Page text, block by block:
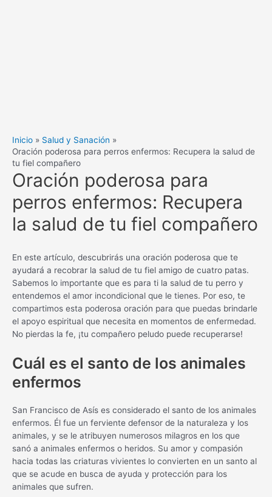
Inicio
Salud y Sanación
Oración poderosa para perros enfermos: Recupera la salud de
tu fiel compañero
Oración poderosa para
perros enfermos: Recupera
la salud de tu fiel compañero
En este artículo, descubrirás una oración poderosa que te
ayudará a recobrar la salud de tu fiel amigo de cuatro patas.
Sabemos lo importante que es para ti la salud de tu perro y
entendemos el amor incondicional que le tienes. Por eso, te
compartimos esta poderosa oración para que puedas brindarle
el apoyo espiritual que necesita en momentos de enfermedad.
No pierdas la fe, ¡tu compañero peludo puede recuperarse!
Cuál es el santo de los animales
enfermos
San Francisco de Asís es considerado el santo de los animales
enfermos. Él fue un ferviente defensor de la naturaleza y los
animales, y se le atribuyen numerosos milagros en los que
sanó a animales enfermos o heridos. Su amor y compasión
hacia todas las criaturas vivientes lo convierten en un santo al
que se acude en busca de ayuda y protección para los
animales que sufren.